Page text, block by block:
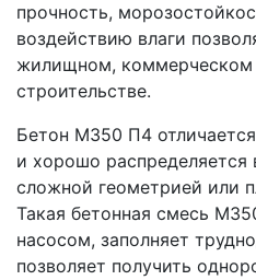
прочность,
воздействию влаги
жилищном,
строительстве.
Бетон М350 П4
и хорошо распределяется
сложной геометрией или
Такая бетонная смесь
насосом, заполняет
позволяет получить